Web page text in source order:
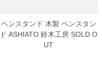
ペンスタンド 木製 ペンスタン
ド ASHIATO 鈴木工房 SOLD O
UT